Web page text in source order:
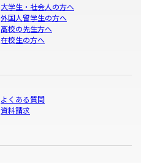
大学生・社会人の方へ
外国人留学生の方へ
高校の先生方へ
在校生の方へ
よくある質問
資料請求